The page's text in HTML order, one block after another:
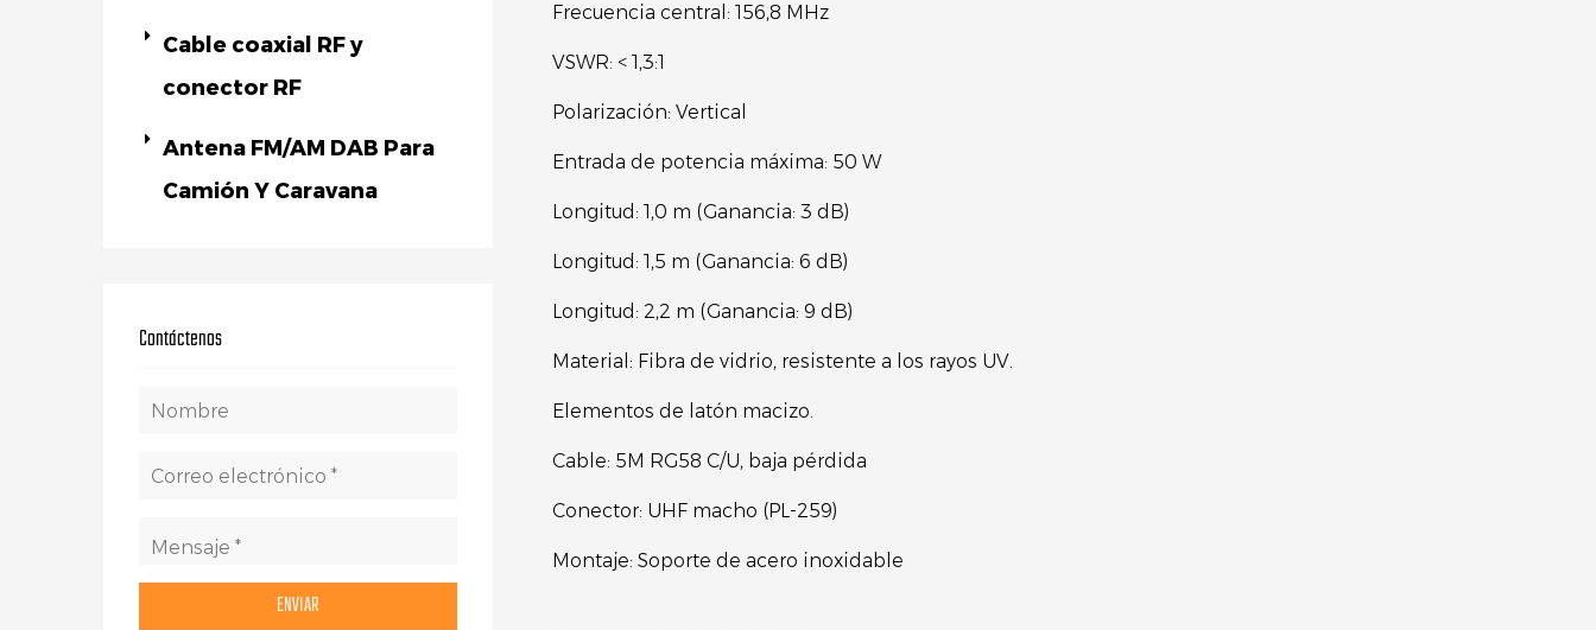
Cable coaxial RF y
conector RF
Antena FM/AM DAB Para
Camión Y Caravana
Contáctenos
Frecuencia central: 156,8 MHz
VSWR: < 1,3:1
Polarización: Vertical
Entrada de potencia máxima: 50 W
Longitud: 1,0 m (Ganancia: 3 dB)
Longitud: 1,5 m (Ganancia: 6 dB)
Longitud: 2,2 m (Ganancia: 9 dB)
Material: Fibra de vidrio, resistente a los rayos UV.
Elementos de latón macizo.
Cable: 5M RG58 C/U, baja pérdida
Conector: UHF macho (PL-259)
Montaje: Soporte de acero inoxidable